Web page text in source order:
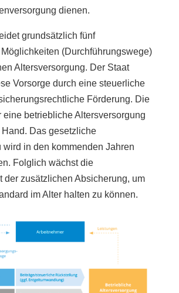
dienen.
grundsätzlich fünf
(Durchführungswege)
Altersversorgung. Der Staat
Vorsorge durch eine steuerliche
Förderung. Die
eine betriebliche Altersversorgung
Hand. Das gesetzliche
wird in den kommenden Jahren
Folglich wächst die
der zusätzlichen Absicherung, um
im Alter halten zu können.